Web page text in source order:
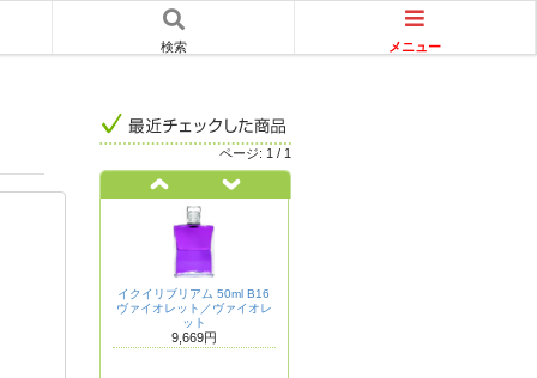
検索 メニュー
ページ: 1 / 1
イクイリブリアム 50ml B16
ヴァイオレット／ヴァイオレ
ット
9,669円